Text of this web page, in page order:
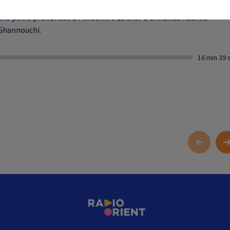
peine prononcée à l'encontre du chef d’Ennahda Rached
16 min 39